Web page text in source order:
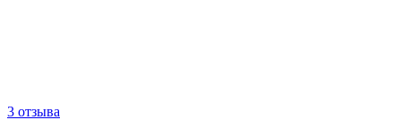
3 отзыва